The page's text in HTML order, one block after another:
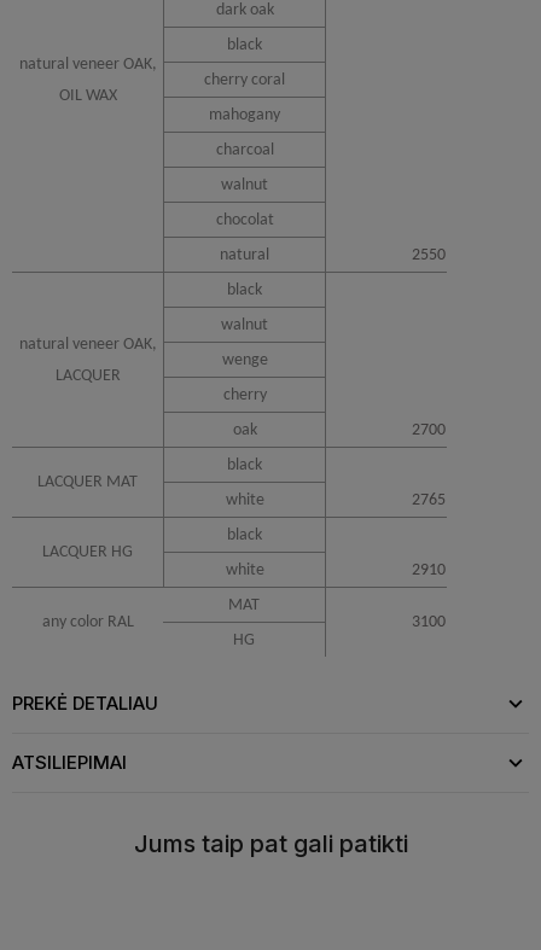
natural veneer OAK,
OIL WAX
2550
dark oak
black
cherry coral
mahogany
charcoal
walnut
chocolat
natural
natural veneer OAK,
LACQUER
black
2700
walnut
wenge
cherry
oak
LACQUER MAT
black
2765
white
LACQUER HG
black
2910
white
any color RAL
MAT
3100
HG
PREKĖ DETALIAU
ATSILIEPIMAI
Jums taip pat gali patikti